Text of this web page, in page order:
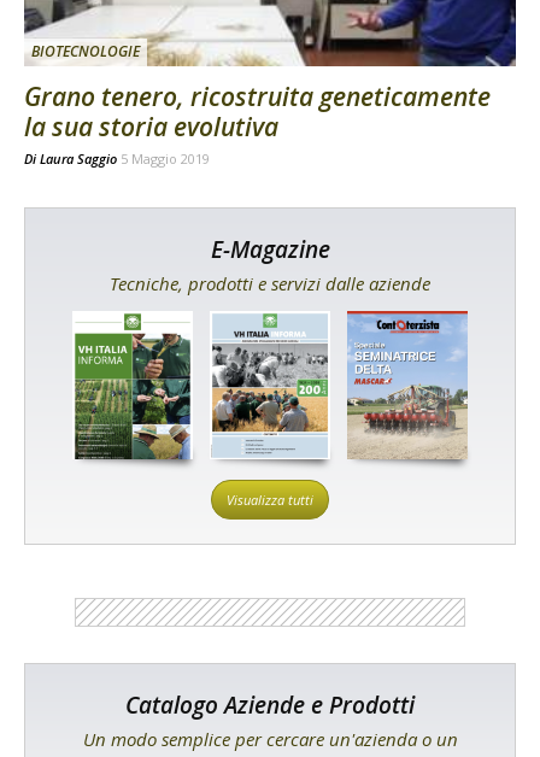
BIOTECNOLOGIE
Grano tenero, ricostruita geneticamente
la sua storia evolutiva
Di Laura Saggio 5 Maggio 2019
E-Magazine
Tecniche, prodotti e servizi dalle aziende
Visualizza tutti
Catalogo Aziende e Prodotti
Un modo semplice per cercare un'azienda o un